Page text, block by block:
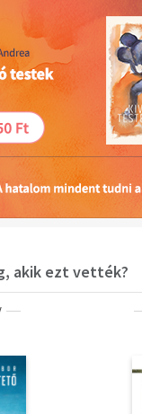
akik ezt vették?